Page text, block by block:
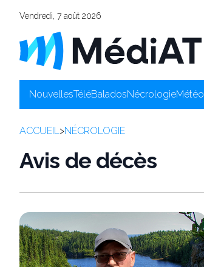
Vendredi, 7 août 2026
NouvellesTéléBaladosNécrologieMétéo
ACCUEIL>NÉCROLOGIE
Avis de décès